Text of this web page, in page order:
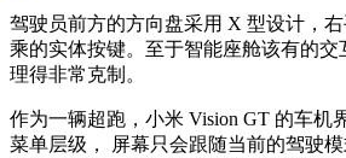
驾驶员前方的方向盘采用 X 型设计，
乘的实体按键。至于智能座舱该有的交
理得非常克制。
作为一辆超跑，小米 Vision GT 的车机
菜单层级， 屏幕只会跟随当前的驾驶